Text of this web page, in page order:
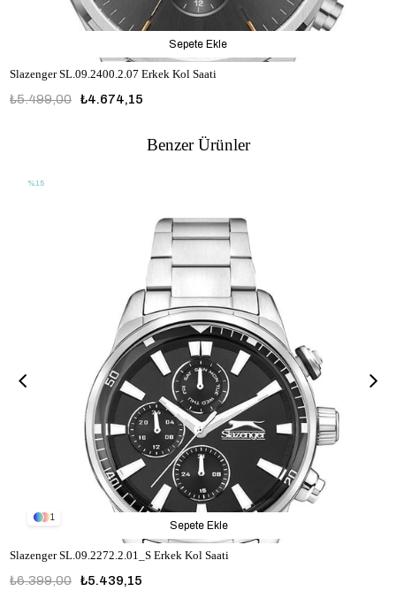
Slazenger SL.09.2400.2.07 Erkek Kol Saati
₺4.674,15
₺5.499,00
Sepete Ekle
Benzer Ürünler
1
Slazenger SL.09.2272.2.01_S Erkek Kol Saati
₺5.439,15
₺6.399,00
Sepete Ekle
%15